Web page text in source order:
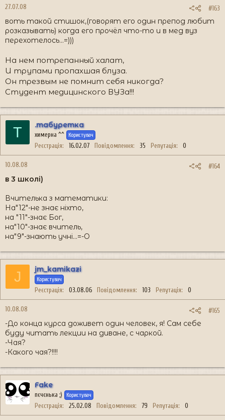
27.07.08 #163
воть такой стишок,(говорят его один препод любит
розказывать) когда его прочёл что-то и в мед вуз
перехотелось...=)))
На нем потрепанный халат,
И трупами пропахшая блуза.
Он трезвым не помнит себя никогда?
Студент медицинского ВУЗа!!!
Т .табуретка
химерна ^^ Користувач
Реєстрація 16.02.07 Повідомлення 35 Репутація 0
10.08.08 #164
в 3 школі)
Вчителька з математики:
На"12"-не знає ніхто,
на "11"-знає Бог,
на"10"-знає вчитель,
на"9"-знають учні...=-O
J jm_kamikazi
Користувач
Реєстрація 03.08.06 Повідомлення 103 Репутація 0
10.08.08 #165
-До конца курса доживет один человек, я! Сам себе
буду читать лекции на диване, с чаркой.
-Чая?
-Какого чая?!!!!
Fake
пєчєнька ;) Користувач
Реєстрація 25.02.08 Повідомлення 79 Репутація 0